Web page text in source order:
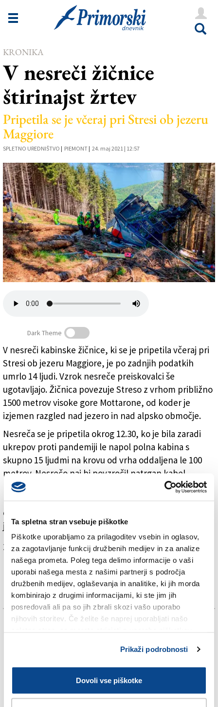
Ta spletna stran vsebuje piškotke
Piškotke uporabljamo za prilagoditev vsebin in oglasov,
za zagotavljanje funkcij družbenih medijev in za analize
našega prometa. Poleg tega delimo informacije o vaši
uporabi našega mesta z našimi partnerji s področja
družbenih medijev, oglaševanja in analitike, ki jih morda
kombinirajo z drugimi informacijami, ki ste jim jih
posredovali ali pa so jih zbrali skozi vašo uporabo
njihovih storitev. Če želite še naprej uporabljati našo
Prikaži podrobnosti
Dovoli vse piškotke
Novice
Goriška
Kultura
Šport
Še
Vreme
Uredništvo
Oglasi
Založnik
Zadruga PD
Naročnine
KRONIKA
V nesreči žičnice
štirinajst žrtev
Pripetila se je včeraj pri Stresi ob jezeru
Maggiore
SPLETNO UREDNIŠTVO | PIEMONT | 24. maj 2021 | 12:57
Razbitine žičnice (ANSA)
Dark Theme
V nesreči kabinske žičnice, ki se je pripetila včeraj pri
Stresi ob jezeru Maggiore, je po zadnjih podatkih
umrlo 14 ljudi. Vzrok nesreče preiskovalci še
ugotavljajo. Žičnica povezuje Streso z vrhom približno
1500 metrov visoke gore Mottarone, od koder je
izjemen razgled nad jezero in nad alpsko območje.
Nesreča se je pripetila okrog 12.30, ko je bila zaradi
ukrepov proti pandemiji le napol polna kabina s
skupno 15 ljudmi na krovu od vrha oddaljena le 100
metrov. Nesrečo naj bi povzročil natrgan kabel.
Kabina naj bi najprej začela drseti vzvratno navzdol,
odpovedale varnostne zavore. S približno 15 metrov
je padla na spodnje strmo gozdnato pobočje.
Za branje in pisanje komentarjevje potrebna prijava
TAGS:
KRONIKA
SPLETNO UREDNIŠTVO